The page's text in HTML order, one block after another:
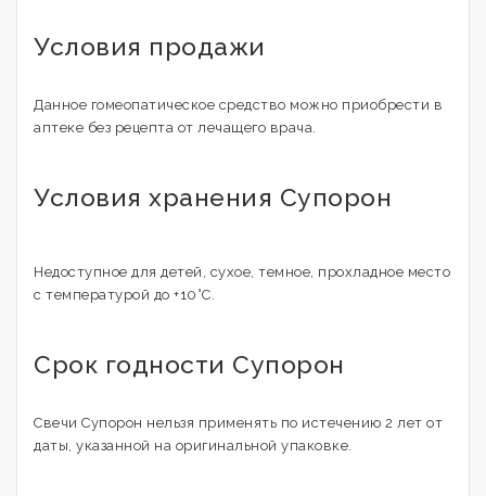
Условия продажи
Данное гомеопатическое средство можно приобрести в
аптеке без рецепта от лечащего врача.
Условия хранения Супорон
Недоступное для детей, сухое, темное, прохладное место
с температурой до +10°С.
Срок годности Супорон
Свечи Супорон нельзя применять по истечению 2 лет от
даты, указанной на оригинальной упаковке.